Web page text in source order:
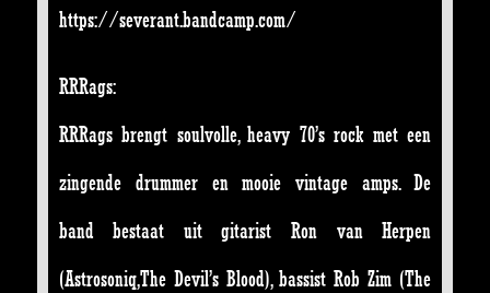
https://severant.bandcamp.com/
RRRags:
RRRags brengt soulvolle, heavy 70’s rock met een
zingende drummer en mooie vintage amps. De
band bestaat uit gitarist Ron van Herpen
(Astrosoniq,The Devil’s Blood), bassist Rob Zim (The